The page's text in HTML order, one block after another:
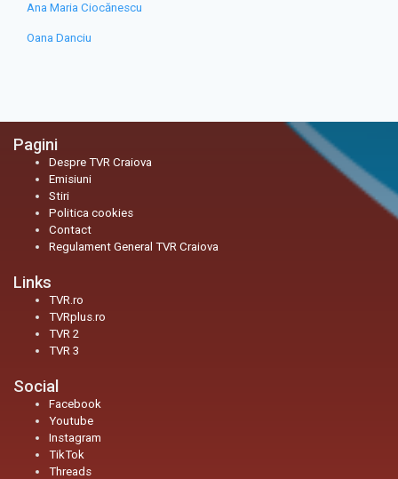
Ana Maria Ciocănescu
Oana Danciu
Pagini
Despre TVR Craiova
Emisiuni
Stiri
Politica cookies
Contact
Regulament General TVR Craiova
Links
TVR.ro
TVRplus.ro
TVR 2
TVR 3
Social
Facebook
Youtube
Instagram
TikTok
Threads